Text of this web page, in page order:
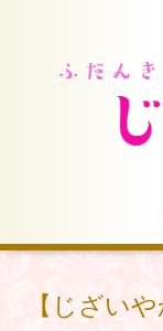
【じざい